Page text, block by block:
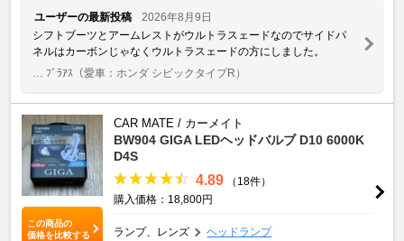
ユーザーの最新投稿
2026年8月9日
シフトブーツとアームレストがウルトラスェードなのでサイドパ
ネルはカーボンじゃなくウルトラスェードの方にしました。
… ﾌﾞﾗｱｽ （愛車：ホンダ シビックタイプR）
この商品の
価格を比較する
CAR MATE / カーメイト
BW904 GIGA LEDヘッドバルブ D10 6000K
D4S
4.89
（18件）
購入価格：18,800円
ランプ、レンズ ヘッドランプ